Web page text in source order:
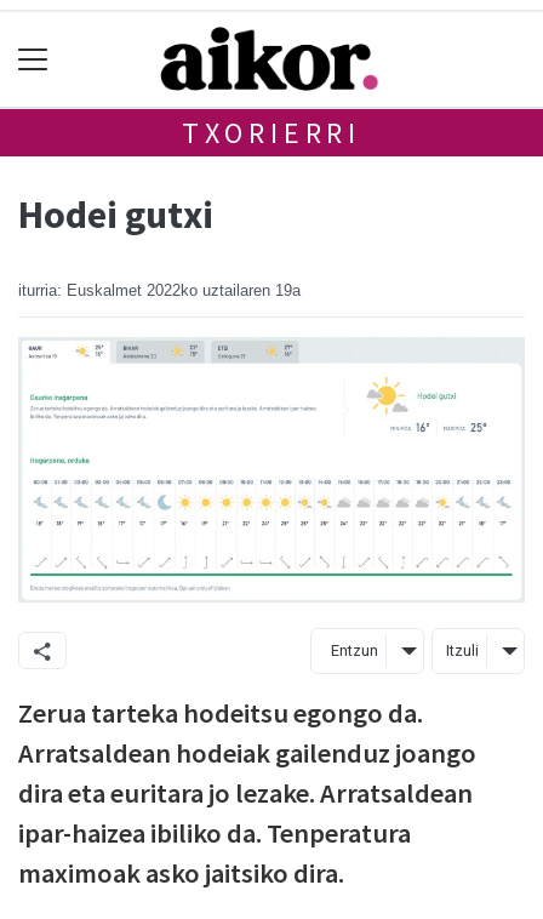
TXORIERRI
Hodei gutxi
iturria: Euskalmet 2022ko uztailaren 19a
Entzun Itzuli
Zerua tarteka hodeitsu egongo da.
Arratsaldean hodeiak gailenduz joango
dira eta euritara jo lezake. Arratsaldean
ipar-haizea ibiliko da. Tenperatura
maximoak asko jaitsiko dira.